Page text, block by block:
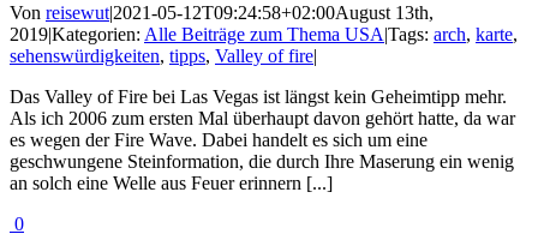
Von reisewut|2021-05-12T09:24:58+02:00August 13th,
2019|Kategorien: Alle Beiträge zum Thema USA|Tags: arch, karte,
sehenswürdigkeiten, tipps, Valley of fire|
Das Valley of Fire bei Las Vegas ist längst kein Geheimtipp mehr.
Als ich 2006 zum ersten Mal überhaupt davon gehört hatte, da war
es wegen der Fire Wave. Dabei handelt es sich um eine
geschwungene Steinformation, die durch Ihre Maserung ein wenig
an solch eine Welle aus Feuer erinnern [...]
0